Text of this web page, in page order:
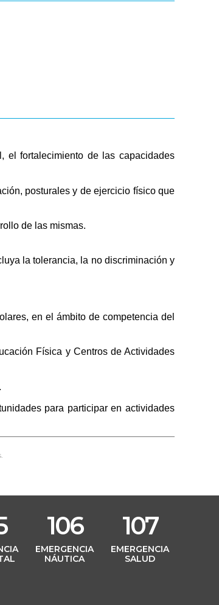
el fortalecimiento de las capacidades
posturales y de ejercicio físico que
de las mismas.
la tolerancia, la no discriminación y
en el ámbito de competencia del
Física y Centros de Actividades
para participar en actividades
106
EMERGENCIA
NÁUTICA
107
EMERGENCIA
SALUD